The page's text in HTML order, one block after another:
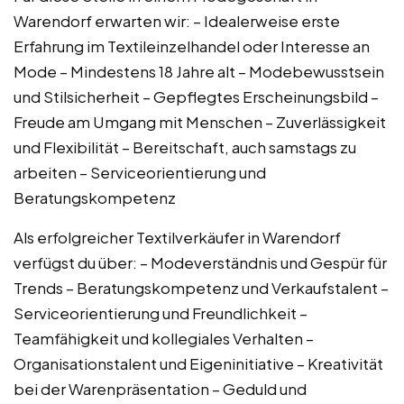
Warendorf erwarten wir: – Idealerweise erste
Erfahrung im Textileinzelhandel oder Interesse an
Mode – Mindestens 18 Jahre alt – Modebewusstsein
und Stilsicherheit – Gepflegtes Erscheinungsbild –
Freude am Umgang mit Menschen – Zuverlässigkeit
und Flexibilität – Bereitschaft, auch samstags zu
arbeiten – Serviceorientierung und
Beratungskompetenz
Als erfolgreicher Textilverkäufer in Warendorf
verfügst du über: – Modeverständnis und Gespür für
Trends – Beratungskompetenz und Verkaufstalent –
Serviceorientierung und Freundlichkeit –
Teamfähigkeit und kollegiales Verhalten –
Organisationstalent und Eigeninitiative – Kreativität
bei der Warenpräsentation – Geduld und